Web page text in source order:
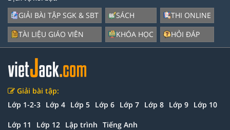
GIẢI BÀI TẬP SGK & SBT
TÀI LIỆU GIÁO VIÊN
SÁCH
KHÓA HỌC
THI ONLINE
HỎI ĐÁP
Giải bài tập:
Lớp 1-2-3 Lớp 4 Lớp 5 Lớp 6 Lớp 7 Lớp 8 Lớp 9 Lớp 10
Lớp 11 Lớp 12 Lập trình Tiếng Anh